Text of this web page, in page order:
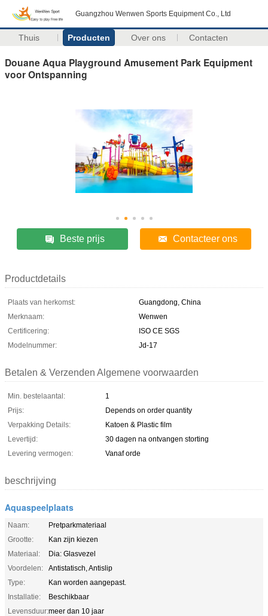
Guangzhou Wenwen Sports Equipment Co., Ltd
Thuis Producten Over ons Contacten
Douane Aqua Playground Amusement Park Equipment
voor Ontspanning
Beste prijs Contacteer ons
Productdetails
Plaats van herkomst:
Guangdong, China
Merknaam:
Wenwen
Certificering:
ISO CE SGS
Modelnummer:
Jd-17
Betalen & Verzenden Algemene voorwaarden
Min. bestelaantal:
1
Prijs:
Depends on order quantity
Verpakking Details:
Katoen & Plastic film
Levertijd:
30 dagen na ontvangen storting
Levering vermogen:
Vanaf orde
beschrijving
Aquaspeelplaats
Naam:
Pretparkmateriaal
Grootte:
Kan zijn kiezen
Materiaal:
Dia: Glasvezel
Voordelen:
Antistatisch, Antislip
Type:
Kan worden aangepast.
Installatie:
Beschikbaar
Levensduur:meer dan 10 jaar